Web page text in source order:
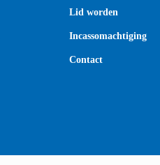
Lid worden
Incassomachtiging
Contact